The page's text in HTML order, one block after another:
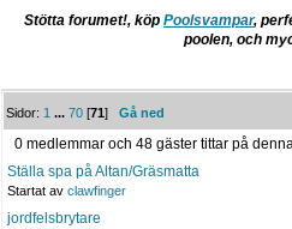
Stötta forumet!, köp Poolsvampar,
poolen, och
Sidor: 1 ...70 [71]Gå ned
0 medlemmar och 48 gäster tittar på
Ställa spa på Altan/Gräsmatta
Startat av clawfinger
jordfelsbrytare